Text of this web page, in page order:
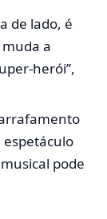
de lado, é
a
herói”,
pode